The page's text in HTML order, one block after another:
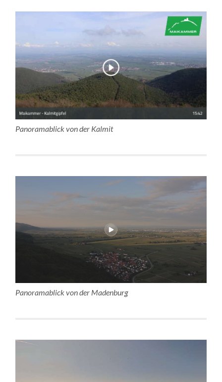
Panoramablick von der Kalmit
Panoramablick von der Madenburg